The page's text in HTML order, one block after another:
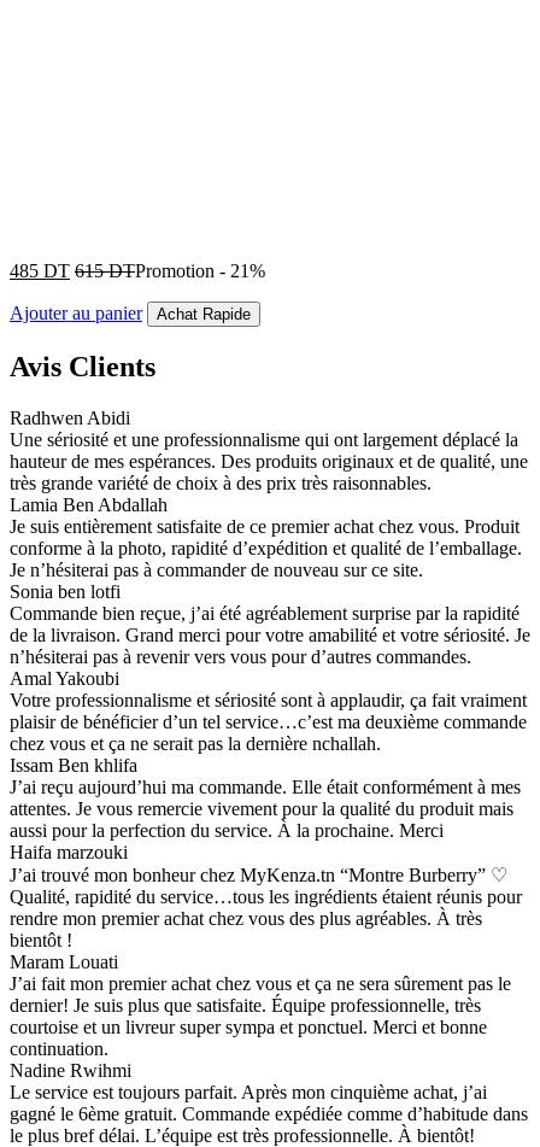
485 DT 615DTPromotion - 21%
Ajouter au panier Achat Rapide
Avis Clients
Radhwen Abidi
Une sériosité et une professionnalisme qui ont largement déplacé la
hauteur de mes espérances. Des produits originaux et de qualité, une
très grande variété de choix à des prix très raisonnables.
Lamia Ben Abdallah
Je suis entièrement satisfaite de ce premier achat chez vous. Produit
conforme à la photo, rapidité d’expédition et qualité de l’emballage.
Je n’hésiterai pas à commander de nouveau sur ce site.
Sonia ben lotfi
Commande bien reçue, j’ai été agréablement surprise par la rapidité
de la livraison. Grand merci pour votre amabilité et votre sériosité. Je
n’hésiterai pas à revenir vers vous pour d’autres commandes.
Amal Yakoubi
Votre professionnalisme et sériosité sont à applaudir, ça fait vraiment
plaisir de bénéficier d’un tel service…c’est ma deuxième commande
chez vous et ça ne serait pas la dernière nchallah.
Issam Ben khlifa
J’ai reçu aujourd’hui ma commande. Elle était conformément à mes
attentes. Je vous remercie vivement pour la qualité du produit mais
aussi pour la perfection du service. À la prochaine. Merci
Haifa marzouki
J’ai trouvé mon bonheur chez MyKenza.tn “Montre Burberry” ♡
Qualité, rapidité du service…tous les ingrédients étaient réunis pour
rendre mon premier achat chez vous des plus agréables. À très
bientôt !
Maram Louati
J’ai fait mon premier achat chez vous et ça ne sera sûrement pas le
dernier! Je suis plus que satisfaite. Équipe professionnelle, très
courtoise et un livreur super sympa et ponctuel. Merci et bonne
continuation.
Nadine Rwihmi
Le service est toujours parfait. Après mon cinquième achat, j’ai
gagné le 6ème gratuit. Commande expédiée comme d’habitude dans
le plus bref délai. L’équipe est très professionnelle. À bientôt!